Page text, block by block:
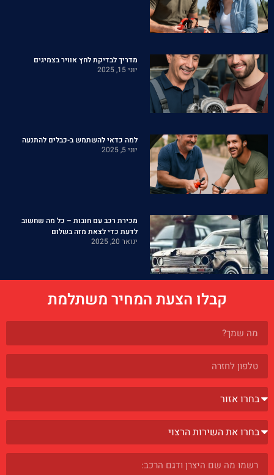
מדריך לבדיקת לחץ אוויר בצמיגים
יוני 15, 2025
למה כדאי להשתמש ב-כבלים להתנעה
יוני 5, 2025
מכירת רכב עם חובות – כל מה שחשוב
לדעת כדי לצאת מזה בשלום
ינואר 20, 2025
קבלו הצעת המחיר משתלמת